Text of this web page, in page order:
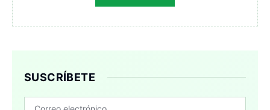
SUSCRÍBETE